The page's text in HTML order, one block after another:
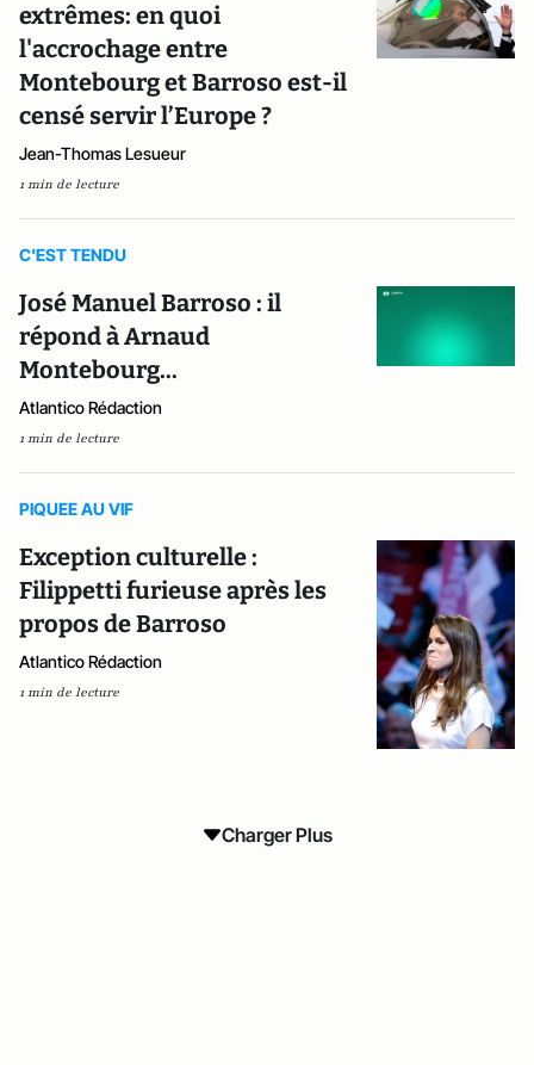
extrêmes: en quoi
l'accrochage entre
Montebourg et Barroso est-il
censé servir l’Europe ?
Jean-Thomas Lesueur
1 min de lecture
C'EST TENDU
José Manuel Barroso : il
répond à Arnaud
Montebourg...
Atlantico Rédaction
1 min de lecture
PIQUEE AU VIF
Exception culturelle :
Filippetti furieuse après les
propos de Barroso
Atlantico Rédaction
1 min de lecture
Charger Plus